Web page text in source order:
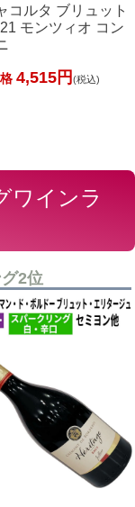
コルタ ブリュット
モンツィオ コン
4,515円 (税込)
ワインラ
2位